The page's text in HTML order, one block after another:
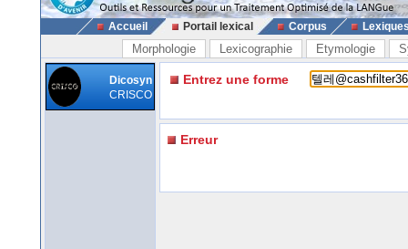
Accueil Portail lexical Corpus
Morphologie Lexicographie Etymologie
Dicosyn
CRISCO
Entrez une forme
Erreur